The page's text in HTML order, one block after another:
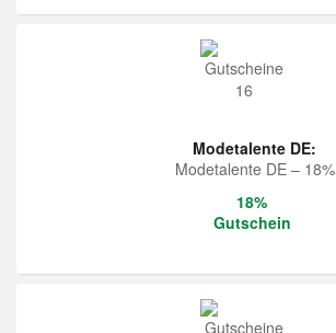
Modetalente DE:
Modetalente DE – 18%
18%
Gutschein